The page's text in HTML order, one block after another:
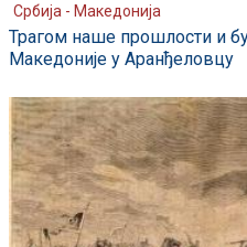
Србија - Македонија
Трагом наше прошлости и
Македоније у Аранђеловцу